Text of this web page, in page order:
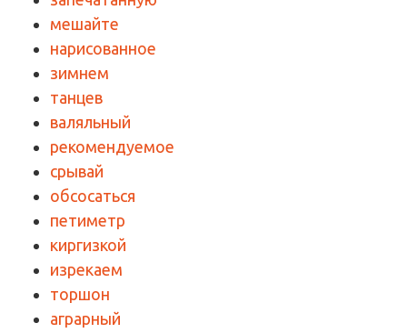
мешайте
нарисованное
зимнем
танцев
валяльный
рекомендуемое
срывай
обсосаться
петиметр
киргизкой
изрекаем
торшон
аграрный